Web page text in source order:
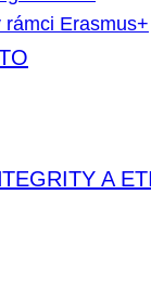
rámci Erasmus+
A